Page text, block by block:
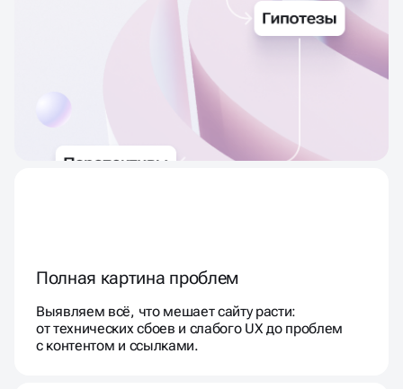
Полная картина проблем
Выявляем всё, что мешает сайту расти:
от технических сбоев и слабого UX до проблем
с контентом и ссылками.